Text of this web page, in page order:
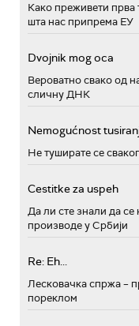
Како преживети прва
шта нас припрема ЕУ
Dvojnik mog oca
Вероватно свако од
сличну ДНК
Nemogućnost
Не туширате се
Cestitke za uspeh
Да ли сте знали да
производе у Србији
Re: Eh...
Лесковачка спржа –
пореклом